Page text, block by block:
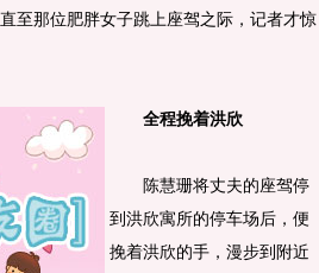
至那位肥胖女子跳上座驾之际，记者才惊
全程挽着洪欣
陈慧珊将丈夫的座驾停
到洪欣寓所的停车场后，便
挽着洪欣的手，漫步到附近